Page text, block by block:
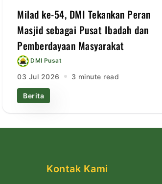
Milad ke-54, DMI Tekankan Peran
Masjid sebagai Pusat Ibadah dan
Pemberdayaan Masyarakat
DMI Pusat
03 Jul 2026 3 minute read
Berita
Kontak Kami